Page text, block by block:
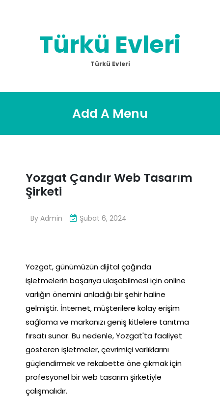
Türkü Evleri
Türkü Evleri
Add A Menu
Yozgat Çandır Web Tasarım
Şirketi
By Admin Şubat 6, 2024
Yozgat, günümüzün dijital çağında
işletmelerin başarıya ulaşabilmesi için online
varlığın önemini anladığı bir şehir haline
gelmiştir. İnternet, müşterilere kolay erişim
sağlama ve markanızı geniş kitlelere tanıtma
fırsatı sunar. Bu nedenle, Yozgat'ta faaliyet
gösteren işletmeler, çevrimiçi varlıklarını
güçlendirmek ve rekabette öne çıkmak için
profesyonel bir web tasarım şirketiyle
çalışmalıdır.